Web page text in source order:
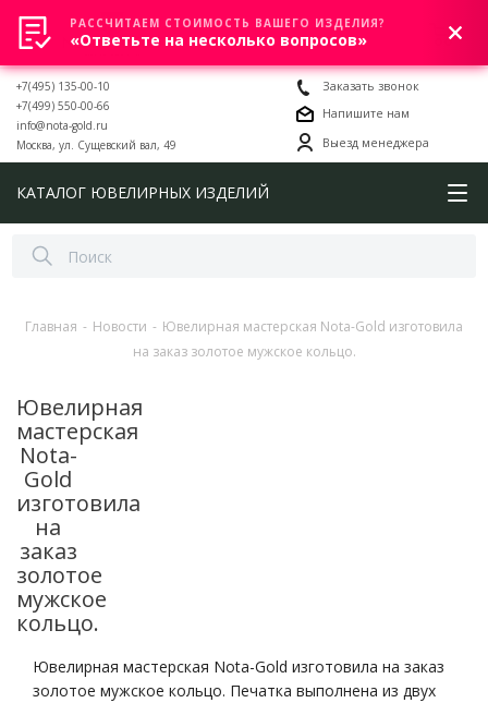
0
+7(495) 135-00-10
+7(499) 550-00-66
info@nota-gold.ru
Москва, ул. Сущевский вал, 49
Заказать звонок
Напишите нам
Выезд менеджера
КАТАЛОГ ЮВЕЛИРНЫХ ИЗДЕЛИЙ
Главная - Новости - Ювелирная мастерская Nota-Gold изготовила
на заказ золотое мужское кольцо.
Ювелирная
мастерская
Nota-
Gold
изготовила
на
заказ
золотое
мужское
кольцо.
Ювелирная мастерская Nota-Gold изготовила на заказ
золотое мужское кольцо. Печатка выполнена из двух
РАССЧИТАЕМ СТОИМОСТЬ ВАШЕГО ИЗДЕЛИЯ?
«Ответьте на несколько вопросов»